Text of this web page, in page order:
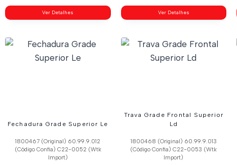
Ver Detalhes Ver Detalhes
Fechadura Grade Superior Le
1800467 (Original) 60.99.9.012
(Código Confia) C22-0052 (Wtk
Import)
Trava Grade Frontal Superior
Ld
1800468 (Original) 60.99.9.013
(Código Confia) C22-0053 (Wtk
Import)